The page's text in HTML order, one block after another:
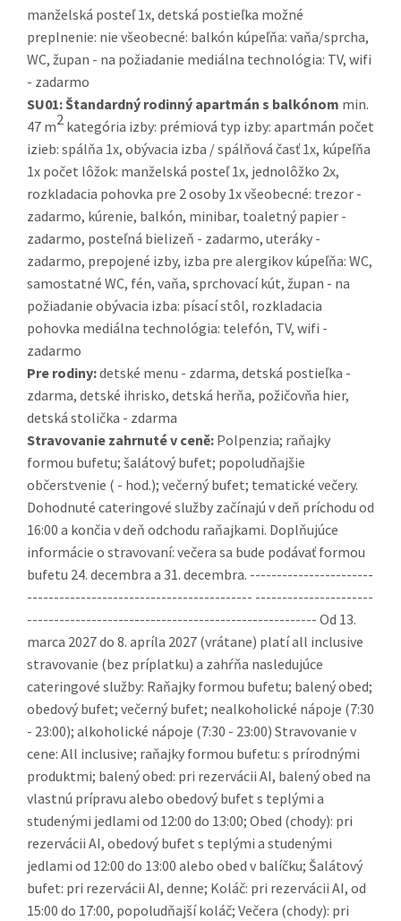
manželská posteľ 1x, detská postieľka možné
preplnenie: nie všeobecné: balkón kúpeľňa: vaňa/sprcha,
WC, župan - na požiadanie mediálna technológia: TV, wifi
- zadarmo
SU01:Štandardný rodinný apartmán s balkónom min.
47 m2 kategória izby: prémiová typ izby: apartmán počet
izieb: spálňa 1x, obývacia izba / spálňová časť 1x, kúpeľňa
1x počet lôžok: manželská posteľ 1x, jednolôžko 2x,
rozkladacia pohovka pre 2 osoby 1x všeobecné: trezor -
zadarmo, kúrenie, balkón, minibar, toaletný papier -
zadarmo, posteľná bielizeň - zadarmo, uteráky -
zadarmo, prepojené izby, izba pre alergikov kúpeľňa: WC,
samostatné WC, fén, vaňa, sprchovací kút, župan - na
požiadanie obývacia izba: písací stôl, rozkladacia
pohovka mediálna technológia: telefón, TV, wifi -
zadarmo
Pre rodiny:detské menu - zdarma, detská postieľka -
zdarma, detské ihrisko, detská herňa, požičovňa hier,
detská stolička - zdarma
Stravovanie zahrnuté v ceně: Polpenzia; raňajky
formou bufetu; šalátový bufet; popoludňajšie
občerstvenie ( - hod.); večerný bufet; tematické večery.
Dohodnuté cateringové služby začínajú v deň príchodu od
16:00 a končia v deň odchodu raňajkami. Doplňujúce
informácie o stravovaní: večera sa bude podávať formou
bufetu 24. decembra a 31. decembra. -----------------------
------------------------------------------ ----------------------
------------------------------------------------------ Od 13.
marca 2027 do 8. apríla 2027 (vrátane) platí all inclusive
stravovanie (bez príplatku) a zahŕňa nasledujúce
cateringové služby: Raňajky formou bufetu; balený obed;
obedový bufet; večerný bufet; nealkoholické nápoje (7:30
- 23:00); alkoholické nápoje (7:30 - 23:00) Stravovanie v
cene: All inclusive; raňajky formou bufetu: s prírodnými
produktmi; balený obed: pri rezervácii AI, balený obed na
vlastnú prípravu alebo obedový bufet s teplými a
studenými jedlami od 12:00 do 13:00; Obed (chody): pri
rezervácii AI, obedový bufet s teplými a studenými
jedlami od 12:00 do 13:00 alebo obed v balíčku; Šalátový
bufet: pri rezervácii AI, denne; Koláč: pri rezervácii AI, od
15:00 do 17:00, popoludňajší koláč; Večera (chody): pri